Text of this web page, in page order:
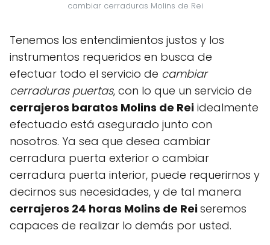
cambiar cerraduras Molins de Rei
Tenemos los entendimientos justos y los
instrumentos requeridos en busca de
efectuar todo el servicio de cambiar
cerraduras puertas, con lo que un servicio de
cerrajeros baratos Molins de Rei idealmente
efectuado está asegurado junto con
nosotros. Ya sea que desea cambiar
cerradura puerta exterior o cambiar
cerradura puerta interior, puede requerirnos y
decirnos sus necesidades, y de tal manera
cerrajeros 24 horas Molins de Reiseremos
capaces de realizar lo demás por usted.